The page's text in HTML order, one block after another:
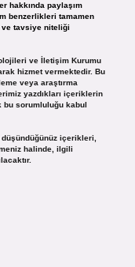
hakkında paylaşım
benzerlikleri tamamen
tavsiye niteliği
ve İletişim Kurumu
hizmet vermektedir. Bu
veya araştırma
yazdıkları içeriklerin
sorumluluğu kabul
düşündüğünüz içerikleri,
halinde, ilgili